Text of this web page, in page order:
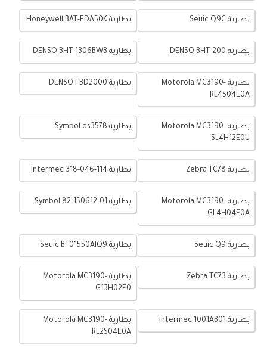
بطارية Seuic Q9C بطارية Honeywell BAT-EDA50K
بطارية DENSO BHT-200 بطارية DENSO BHT-1306BWB
بطارية Motorola MC3190-
RL4S04E0A
بطارية DENSO FBD2000
بطارية Motorola MC3190-
SL4H12E0U
بطارية Symbol ds3578
بطارية Zebra TC78 بطارية Intermec 318-046-114
بطارية Motorola MC3190-
GL4H04E0A
بطارية Symbol 82-150612-01
بطارية Seuic Q9 بطارية Seuic BT01550AIQ9
بطارية Zebra TC73
بطارية Motorola MC3190-
G13H02E0
بطارية Intermec 1001AB01
بطارية Motorola MC3190-
RL2S04E0A